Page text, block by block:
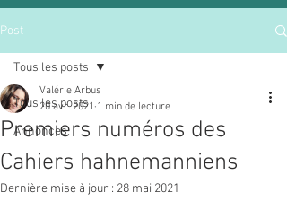
Post
Tous les posts
Annonces
Tous les posts
Premiers numéros des
Cahiers hahnemanniens
Valérie Arbus
20 avr. 2021 1 min de lecture
Dernière mise à jour : 28 mai 2021